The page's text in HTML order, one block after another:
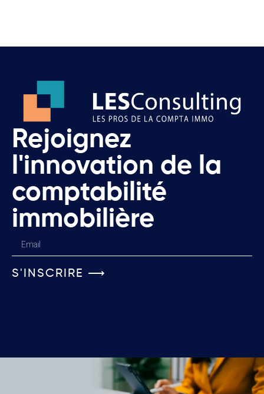
Rejoignez
l'innovation de la
comptabilité
immobilière
S'INSCRIRE ⟶